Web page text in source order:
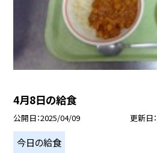
4月8日の給食
公開日 2025/04/09 更新日
今日の給食